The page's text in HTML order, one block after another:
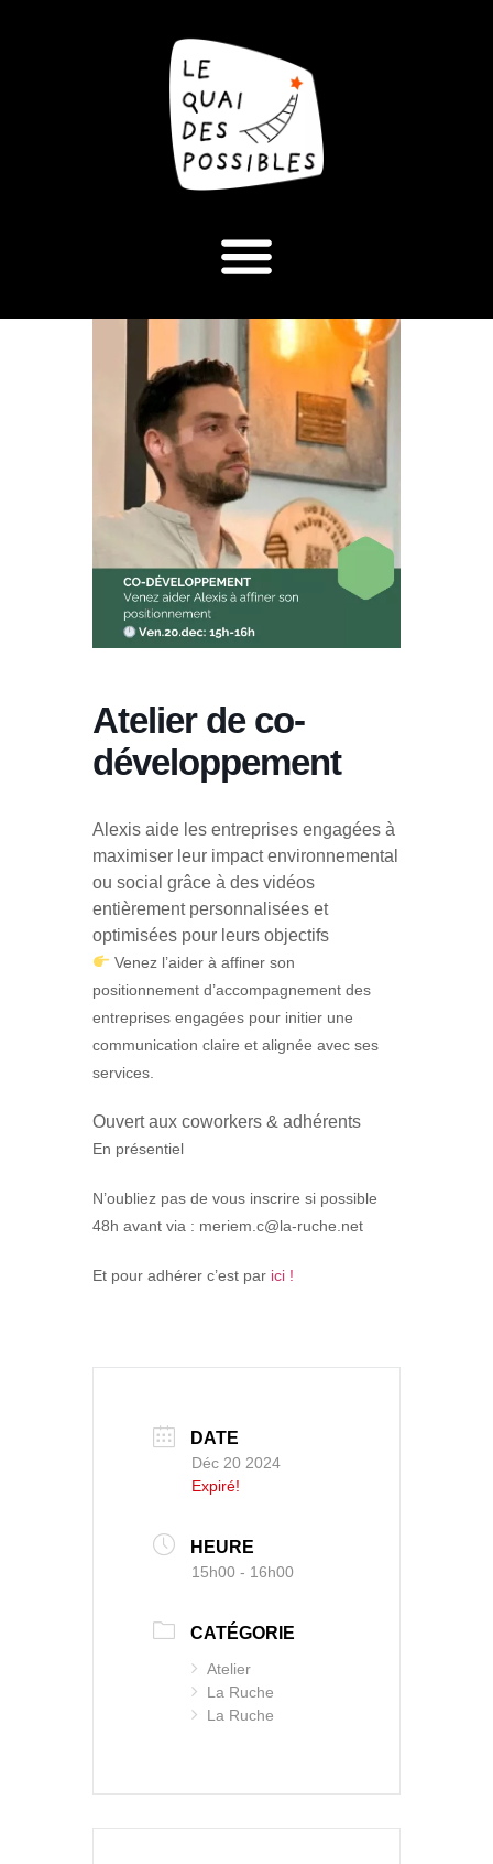
Atelier de co-
développement
Alexis aide les entreprises engagées à
maximiser leur impact environnemental
ou social grâce à des vidéos
entièrement personnalisées et
optimisées pour leurs objectifs
Venez l’aider à affiner son
positionnement d’accompagnement des
entreprises engagées pour initier une
communication claire et alignée avec ses
services.
Ouvert aux coworkers & adhérents
En présentiel
N’oubliez pas de vous inscrire si possible
48h avant via : meriem.c@la-ruche.net
Et pour adhérer c’est par ici !
DATE
Déc 20 2024
Expiré!
HEURE
15h00 - 16h00
CATÉGORIE
Atelier
La Ruche
La Ruche